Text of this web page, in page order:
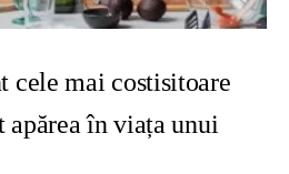
cele mai costisitoare
apărea în viața unui